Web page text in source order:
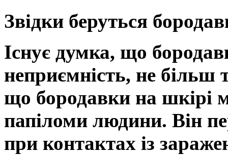
Звідки беруться
Існує думка, що
неприємність, не більш
що бородавки на шкірі
папіломи людини. Він
при контактах із